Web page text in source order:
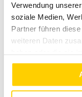
Verwendung
soziale Medien,
Partner führen
weiteren Daten
gesammelt haben.
Dein Einkauf soll so
möglich ablaufen.
Hürden. Für nur
Lieblingsoutfits
gemerkt, dass es
Das ist überhaupt
ist für dich ganz